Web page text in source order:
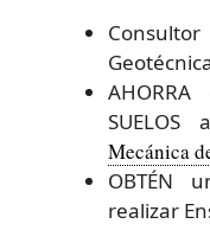
Mecánica
OBTÉN
realizar